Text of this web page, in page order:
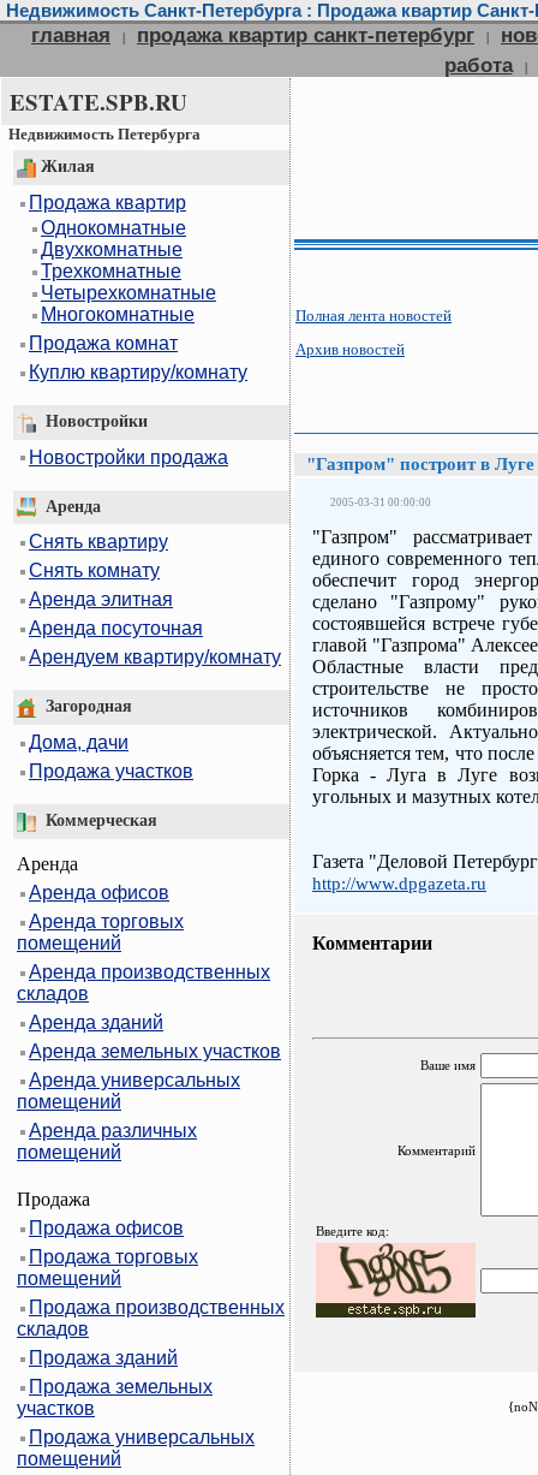
Недвижимость Санкт-Петербурга : Продажа квартир
главная | продажа квартир санкт-петербург |
работа
|
ESTATE.SPB.RU
Недвижимость Петербурга
Жилая
Продажа квартир
Однокомнатные
Двухкомнатные
Трехкомнатные
Четырехкомнатные
Многокомнатные
Продажа комнат
Куплю квартиру/комнату
Новостройки
Новостройки продажа
Аренда
Снять квартиру
Снять комнату
Аренда элитная
Аренда посуточная
Арендуем квартиру/комнату
Загородная
Дома, дачи
Продажа участков
Коммерческая
Аренда
Аренда офисов
Аренда торговых
помещений
Аренда производственных
складов
Аренда зданий
Аренда земельных участков
Аренда универсальных
помещений
Аренда различных
помещений
Продажа
Продажа офисов
Продажа торговых
помещений
Продажа производственных
складов
Продажа зданий
Продажа земельных
участков
Продажа универсальных
помещений
Полная лента новостей
Архив новостей
"Газпром" построит в Луге
2005-03-31 00:00:00
"Газпром"
единого современного
обеспечит город
сделано "Газпрому"
состоявшейся встрече
главой "Газпрома"
Областные власти
строительстве не
источников
электрической.
объясняется тем, что
Горка - Луга в Луге
угольных и мазутных
Газета "Деловой
http://www.dpgazeta.ru
Комментарии
Ваше имя
Комментарий
Введите код: